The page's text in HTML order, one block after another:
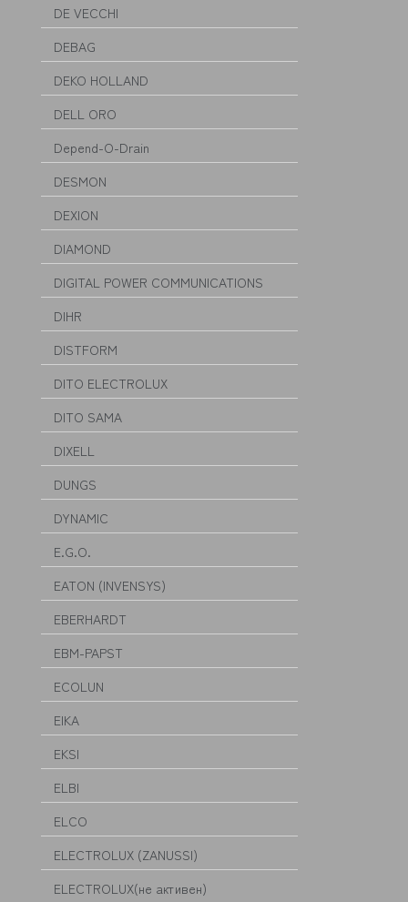
DE VECCHI
DEBAG
DEKO HOLLAND
DELL ORO
Depend-O-Drain
DESMON
DEXION
DIAMOND
DIGITAL POWER COMMUNICATIONS
DIHR
DISTFORM
DITO ELECTROLUX
DITO SAMA
DIXELL
DUNGS
DYNAMIC
E.G.O.
EATON (INVENSYS)
EBERHARDT
EBM-PAPST
ECOLUN
EIKA
EKSI
ELBI
ELCO
ELECTROLUX (ZANUSSI)
ELECTROLUX(не активен)